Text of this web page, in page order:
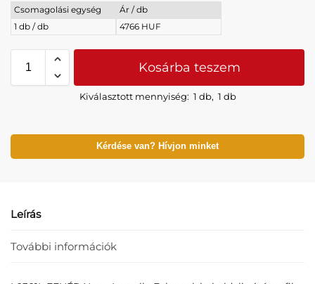
Csomagolási egység
Ár / db
1 db / db
4766 HUF
Kosárba teszem
Kiválasztott mennyiség: 1 db, 1 db
Kérdése van? Hívjon minket
Leírás
További információk